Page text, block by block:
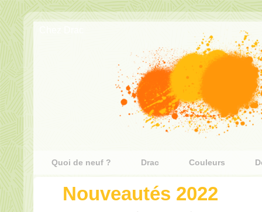
Quoi de neuf ? Drac Couleurs
Nouveautés 2022